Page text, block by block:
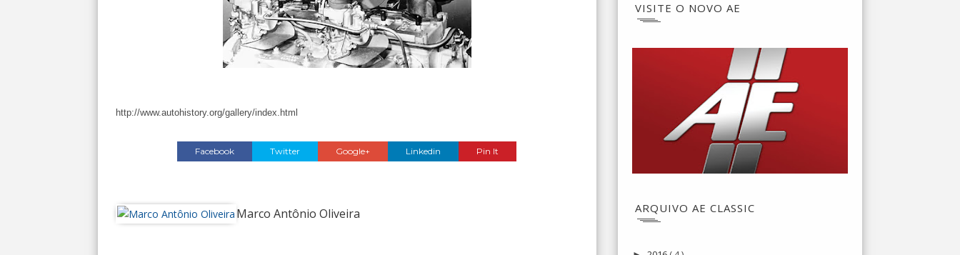
http://www.autohistory.org/gallery/index.html
Facebook Twitter Google+ Linkedin Pin It
Marco Antônio Oliveira
VISITE O NOVO AE
ARQUIVO AE CLASSIC